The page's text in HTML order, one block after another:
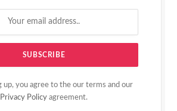
up, you agree to the our terms and our
Privacy Policy agreement.